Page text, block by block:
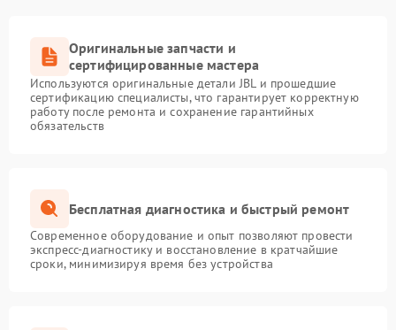
Оригинальные запчасти и
сертифицированные мастера
Используются оригинальные детали JBL и прошедшие
сертификацию специалисты, что гарантирует корректную
работу после ремонта и сохранение гарантийных
обязательств
Бесплатная диагностика и быстрый ремонт
Современное оборудование и опыт позволяют провести
экспресс-диагностику и восстановление в кратчайшие
сроки, минимизируя время без устройства